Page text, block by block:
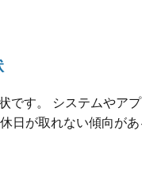
です。 システムやア
日が取れない傾向が